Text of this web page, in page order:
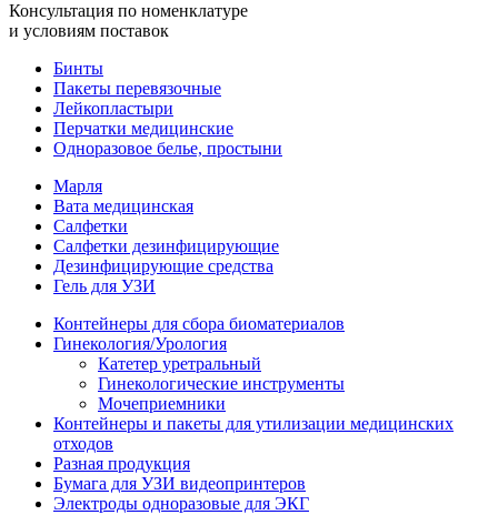
Консультация по номенклатуре
и условиям поставок
Бинты
Пакеты перевязочные
Лейкопластыри
Перчатки медицинские
Одноразовое белье, простыни
Марля
Вата медицинская
Салфетки
Салфетки дезинфицирующие
Дезинфицирующие средства
Гель для УЗИ
Контейнеры для сбора биоматериалов
Гинекология/Урология
Катетер уретральный
Гинекологические инструменты
Мочеприемники
Контейнеры и пакеты для утилизации медицинских
отходов
Разная продукция
Бумага для УЗИ видеопринтеров
Электроды одноразовые для ЭКГ